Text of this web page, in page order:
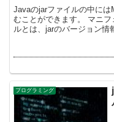
Javaのjarファイルの中に
むことができます。 マニ
ルとは、jarのバージョン情
プログラミング